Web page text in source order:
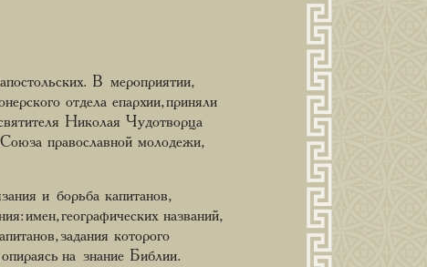
В мероприятии,
отдела епархии, приняли
Николая Чудотворца
православной молодежи,
и борьба капитанов,
имен, географических названий,
задания которого
на знание Библии.